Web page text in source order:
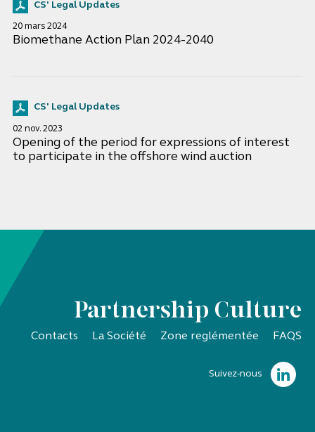
CS' Legal Updates
20 mars 2024
Biomethane Action Plan 2024-2040
CS' Legal Updates
02 nov. 2023
Opening of the period for expressions of interest
to participate in the offshore wind auction
Partnership Culture
Contacts La Société Zone reglémentée FAQS
Suivez-nous